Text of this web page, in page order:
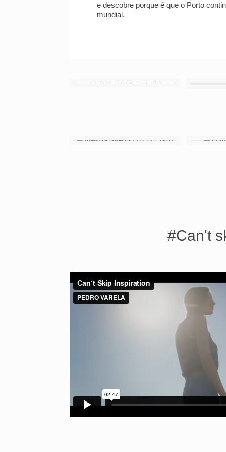
e descobre porque é que o Porto
mundial.
#Can't